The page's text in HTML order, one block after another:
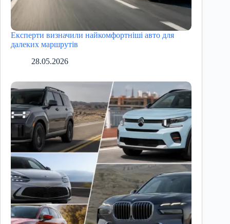
Експерти визначили найкомфортніші авто для
далеких маршрутів
28.05.2026